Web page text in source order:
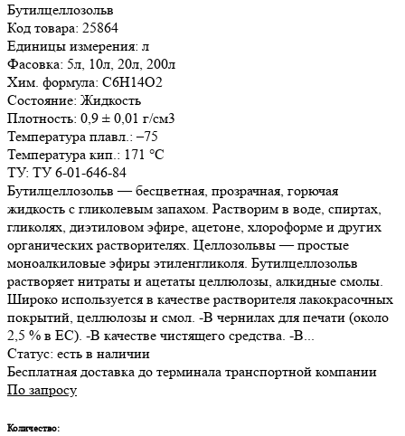
Бутилцеллозольв
Код товара: 25864
Единицы измерения: л
Фасовка: 5л, 10л, 20л, 200л
Хим. формула: C6H14O2
Состояние: Жидкость
Плотность: 0,9 ± 0,01 г/см3
Температура плавл.: –75
Температура кип.: 171 °C
ТУ: ТУ 6-01-646-84
Бутилцеллозольв — бесцветная, прозрачная, горючая
жидкость с гликолевым запахом. Растворим в воде, спиртах,
гликолях, диэтиловом эфире, ацетоне, хлороформе и других
органических растворителях. Целлозольвы — простые
моноалкиловые эфиры этиленгликоля. Бутилцеллозольв
растворяет нитраты и ацетаты целлюлозы, алкидные смолы.
Широко используется в качестве растворителя лакокрасочных
покрытий, целлюлозы и смол. -В чернилах для печати (около
2,5 % в ЕС). -В качестве чистящего средства. -В...
Статус: есть в наличии
Бесплатная доставка до терминала транспортной компании
По запросу
Количество: